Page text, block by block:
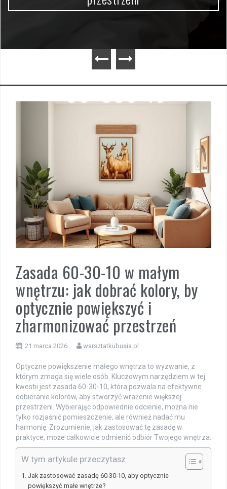
Zasada 60-30-10 w małym
wnętrzu: jak dobrać kolory, by
optycznie powiększyć i
zharmonizować przestrzeń
21 marca 2026 warsztatkubusia.pl
Optyczne powiększenie małego wnętrza to wyzwanie, z
którym zmaga się wiele osób. Kluczowym narzędziem w tej
kwestii jest zasada 60-30-10, która pozwala na efektywne
dobieranie kolorów, aby stworzyć wrażenie większej
przestrzeni. Wybierając odpowiednie odcienie, można nie
tylko rozjaśnić pomieszczenie, ale również nadać mu
harmonię. Zrozumienie, jak zastosować tę zasadę w
praktyce, może całkowicie odmienić odbiór Twojego wnętrza.
W tym artykule przeczytasz
Jak zastosować zasadę 60-30-10, aby optycznie
powiększyć małe wnętrze?